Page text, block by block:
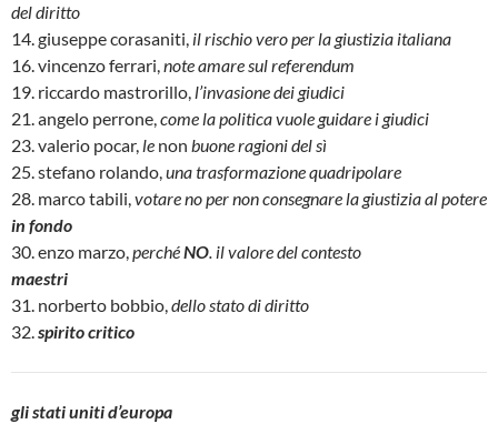
del diritto
14. giuseppe corasaniti, il rischio vero per la giustizia italiana
16. vincenzo ferrari,note amare sul referendum
19. riccardo mastrorillo, l’invasione dei giudici
21. angelo perrone,come la politica vuole guidare i giudici
23. valerio pocar, le non buone ragioni del sì
25. stefano rolando,una trasformazione quadripolare
28. marco tabili,votare no per non consegnare la giustizia al potere
in fondo
30. enzo marzo,perchéNO. il valore del contesto
maestri
31. norberto bobbio,dello stato di diritto
32.spirito critico
gli stati uniti d’europa